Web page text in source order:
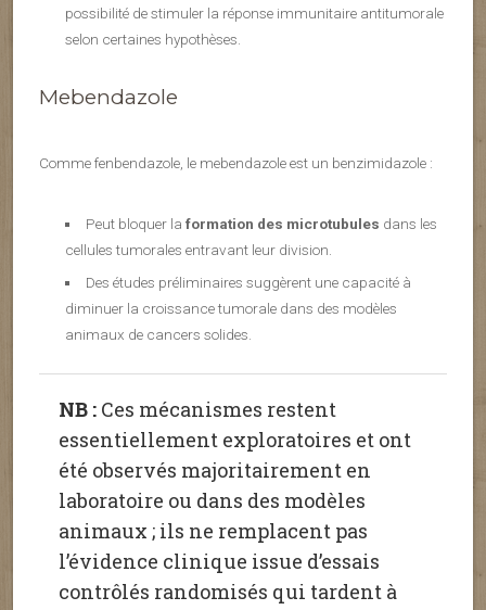
possibilité de stimuler la réponse immunitaire antitumorale
selon certaines hypothèses.
Mebendazole
Comme fenbendazole, le mebendazole est un benzimidazole :
Peut bloquer la formation des microtubules dans les
cellules tumorales entravant leur division.
Des études préliminaires suggèrent une capacité à
diminuer la croissance tumorale dans des modèles
animaux de cancers solides.
NB : Ces mécanismes restent
essentiellement exploratoires et ont
été observés majoritairement en
laboratoire ou dans des modèles
animaux ; ils ne remplacent pas
l’évidence clinique issue d’essais
contrôlés randomisés qui tardent à